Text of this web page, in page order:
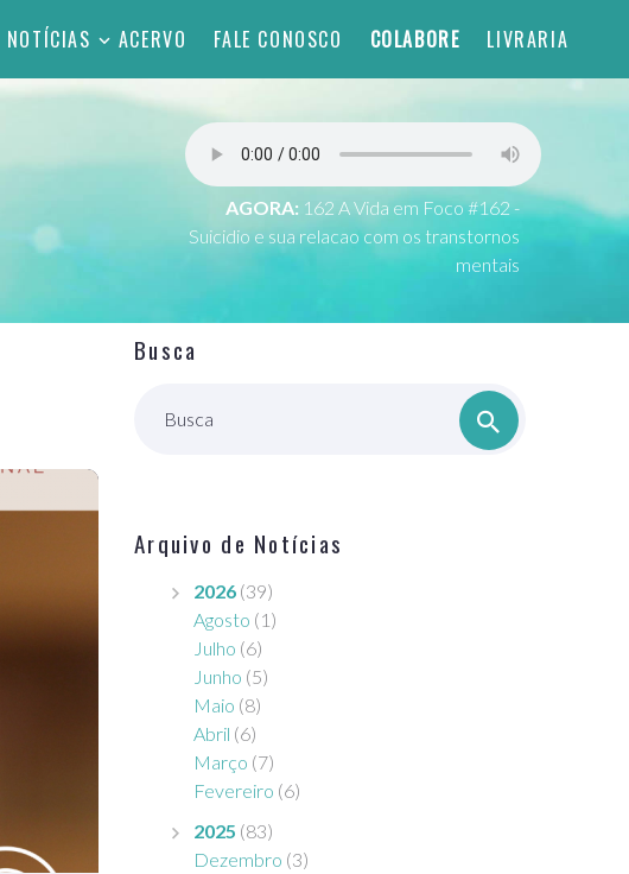
NOTÍCIAS ACERVO FALE CONOSCO COLABORE LIVRARIA
AGORA: 162 A Vida em Foco #162 -
Suicidio e sua relacao com os transtornos
mentais
Busca
Busca
Arquivo de Notícias
2026 (39)
Agosto (1)
Julho (6)
Junho (5)
Maio (8)
Abril (6)
Março (7)
Fevereiro (6)
2025 (83)
Dezembro (3)